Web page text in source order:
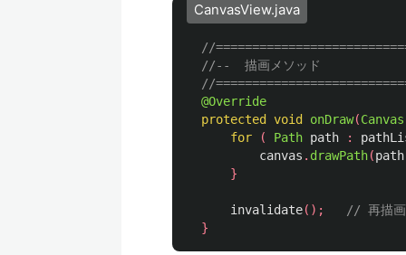
CanvasView.java
//
//--  描画メソッド
//
@Override
protected
void onDraw(Canvas
for
( Path path :
canvas . drawPath(path
}
invalidate();
// 再描画
}